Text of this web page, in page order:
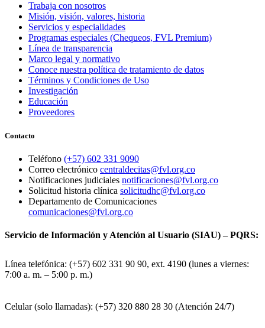
Trabaja con nosotros
Misión, visión, valores, historia
Servicios y especialidades
Programas especiales (Chequeos, FVL Premium)
Línea de transparencia
Marco legal y normativo
Conoce nuestra política de tratamiento de datos
Términos y Condiciones de Uso
Investigación
Educación
Proveedores
Contacto
Teléfono (+57) 602 331 9090
Correo electrónico centraldecitas@fvl.org.co
Notificaciones judiciales notificaciones@fvl.org.co
Solicitud historia clínica solicitudhc@fvl.org.co
Departamento de Comunicaciones
comunicaciones@fvl.org.co
Servicio de Información y Atención al Usuario (SIAU) – PQRS:
Línea telefónica: (+57) 602 331 90 90, ext. 4190 (lunes a viernes:
7:00 a. m. – 5:00 p. m.)
Celular (solo llamadas): (+57) 320 880 28 30 (Atención 24/7)